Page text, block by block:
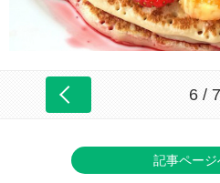
6 / 7
記事ページ